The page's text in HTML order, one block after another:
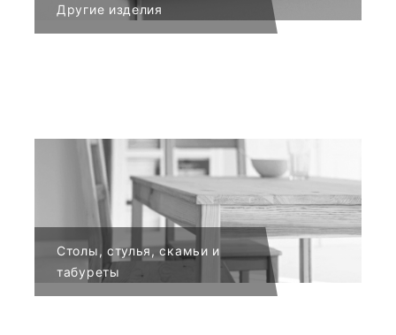
Другие изделия
Столы, стулья, скамьи и
табуреты